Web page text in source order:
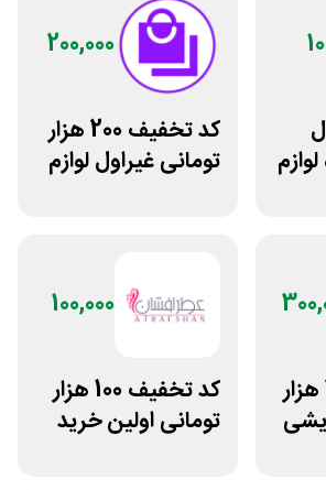
200,000
کد تخفیف 200 هزار
تومانی غیراول لوازم
کد تخفیف 300 هزار
100,000
کد تخفیف 100 هزار
تومانی اولین خرید